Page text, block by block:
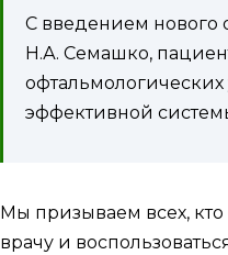
С введением нового
Н.А. Семашко,
эффективной
Мы призываем всех, кто
врачу и